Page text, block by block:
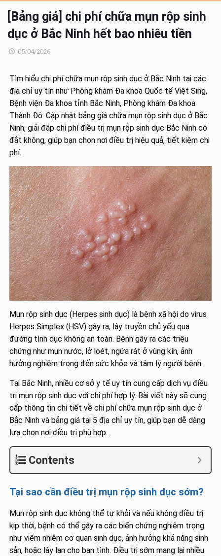
[Bảng giá] chi phí chữa mụn rộp sinh
dục ở Bắc Ninh hết bao nhiêu tiền
05/04/2026
Tìm hiểu chi phí chữa mụn rộp sinh dục ở Bắc Ninh tại các
địa chỉ uy tín như Phòng khám Đa khoa Quốc tế Việt Sing,
Bệnh viện Đa khoa tỉnh Bắc Ninh, Phòng khám Đa khoa
Thành Đô. Cập nhật bảng giá chữa mụn rộp sinh dục ở Bắc
Ninh, giải đáp chi phí điều trị mụn rộp sinh dục Bắc Ninh có
đắt không, giúp bạn chọn nơi điều trị hiệu quả, tiết kiệm chi
phí.
Mụn rộp sinh dục (Herpes sinh dục) là bệnh xã hội do virus
Herpes Simplex (HSV) gây ra, lây truyền chủ yếu qua
đường tình dục không an toàn. Bệnh gây ra các triệu
chứng như mụn nước, lở loét, ngứa rát ở vùng kín, ảnh
hưởng nghiêm trọng đến sức khỏe và tâm lý người bệnh.
Tại Bắc Ninh, nhiều cơ sở y tế uy tín cung cấp dịch vụ điều
trị mụn rộp sinh dục với chi phí hợp lý. Bài viết này sẽ cung
cấp thông tin chi tiết về chi phí chữa mụn rộp sinh dục ở
Bắc Ninh và bảng giá tại 5 địa chỉ uy tín, giúp bạn dễ dàng
lựa chọn nơi điều trị phù hợp.
Contents
Tại sao cần điều trị mụn rộp sinh dục sớm?
Mụn rộp sinh dục không thể tự khỏi và nếu không điều trị
kịp thời, bệnh có thể gây ra các biến chứng nghiêm trọng
như viêm nhiễm cơ quan sinh dục, ảnh hưởng khả năng sinh
sản, hoặc lây lan cho bạn tình. Điều trị sớm mang lại nhiều